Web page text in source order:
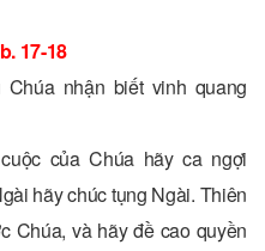
17-18
nhận biết vinh quang
của Chúa hãy ca ngợi
hãy chúc tụng Ngài. Thiên
Chúa, và hãy đề cao quyền